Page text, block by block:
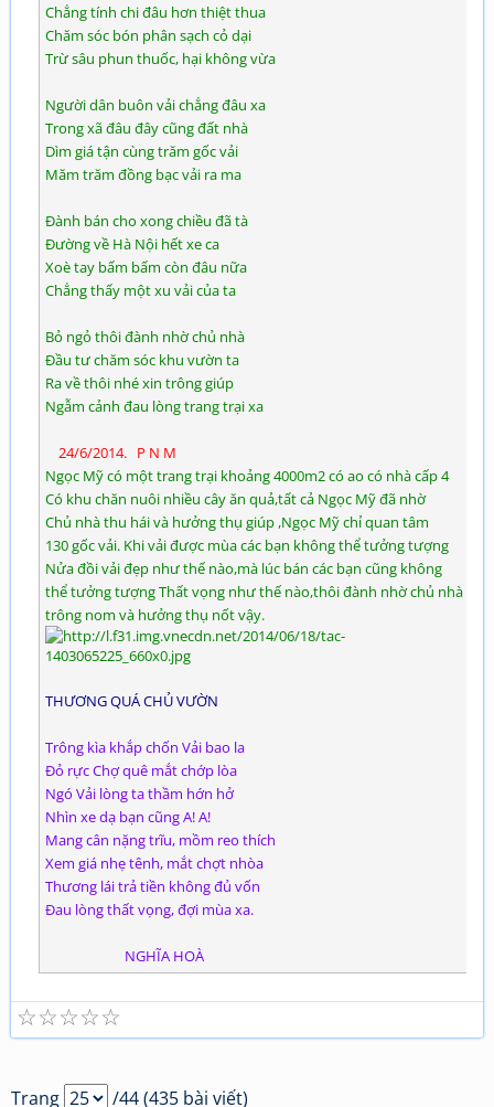
Chẳng tính chi đâu hơn thiệt thua
Chăm sóc bón phân sạch cỏ dại
Trừ sâu phun thuốc, hại không vừa
Người dân buôn vải chẳng đâu xa
Trong xã đâu đây cũng đất nhà
Dìm giá tận cùng trăm gốc vải
Măm trăm đồng bạc vải ra ma
Đành bán cho xong chiều đã tà
Đường về Hà Nội hết xe ca
Xoè tay bấm bấm còn đâu nữa
Chẳng thấy một xu vải của ta
Bỏ ngỏ thôi đành nhờ chủ nhà
Đầu tư chăm sóc khu vườn ta
Ra về thôi nhé xin trông giúp
Ngẫm cảnh đau lòng trang trại xa
24/6/2014. P N M
Ngọc Mỹ có một trang trại khoảng 4000m2 có ao có nhà cấp 4
Có khu chăn nuôi nhiều cây ăn quả,tất cả Ngọc Mỹ đã nhờ
Chủ nhà thu hái và hưởng thụ giúp ,Ngọc Mỹ chỉ quan tâm
130 gốc vải. Khi vải được mùa các bạn không thể tưởng tượng
Nửa đồi vải đẹp như thế nào,mà lúc bán các bạn cũng không
thể tưởng tượng Thất vọng như thế nào,thôi đành nhờ chủ nhà
trông nom và hưởng thụ nốt vậy.
THƯƠNG QUÁ CHỦ VƯỜN
Trông kìa khắp chốn Vải bao la
Đỏ rực Chợ quê mắt chớp lòa
Ngó Vải lòng ta thầm hớn hở
Nhìn xe dạ bạn cũng A! A!
Mang cân nặng trĩu, mồm reo thích
Xem giá nhẹ tênh, mắt chợt nhòa
Thương lái trả tiền không đủ vốn
Đau lòng thất vọng, đợi mùa xa.
NGHĨA HOÀ
☆
☆
☆
☆
☆
Trang /44 (435 bài viết)